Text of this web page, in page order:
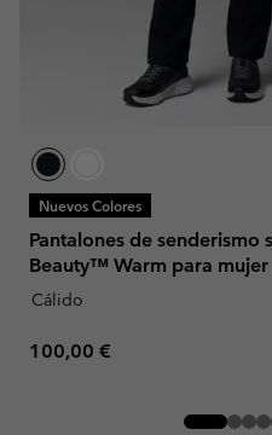
Nuevos Colores
Pantalones de senderismo
Beauty™ Warm para mujer
Cálido
Regular price:
100,00 €